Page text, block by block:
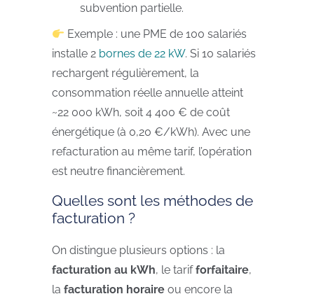
subvention partielle.
Exemple : une PME de 100 salariés
installe 2 bornes de 22 kW. Si 10 salariés
rechargent régulièrement, la
consommation réelle annuelle atteint
~22 000 kWh, soit 4 400 € de coût
énergétique (à 0,20 €/kWh). Avec une
refacturation au même tarif, l’opération
est neutre financièrement.
Quelles sont les méthodes de
facturation ?
On distingue plusieurs options : la
facturation au kWh, le tarifforfaitaire,
la facturation horaire ou encore la